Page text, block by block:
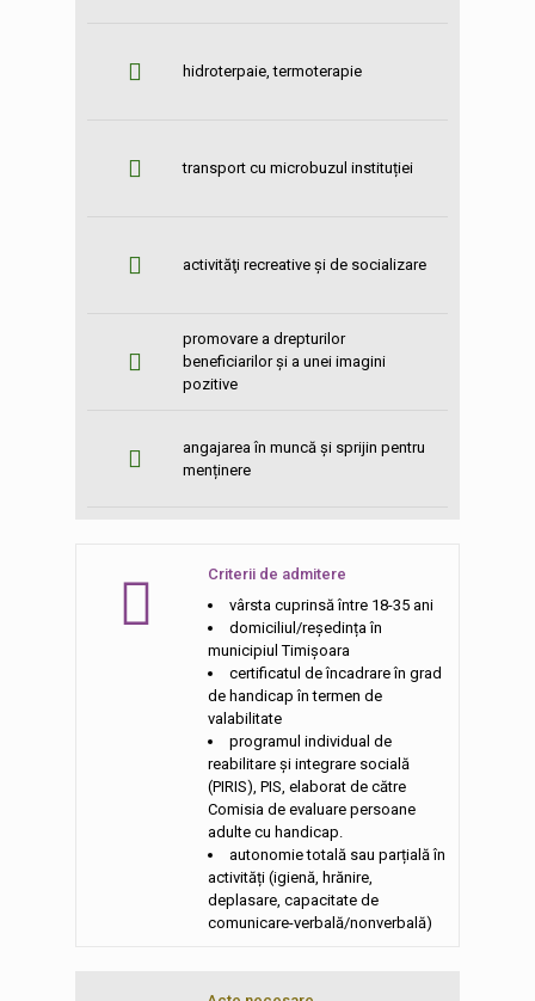
hidroterpaie, termoterapie
transport cu microbuzul instituției
activităţi recreative şi de socializare
promovare a drepturilor
beneficiarilor şi a unei imagini
pozitive
angajarea în muncă și sprijin pentru
menținere
Criterii de admitere
vârsta cuprinsă între 18-35 ani
domiciliul/reședința în
municipiul Timișoara
certificatul de încadrare în grad
de handicap în termen de
valabilitate
programul individual de
reabilitare şi integrare socială
(PIRIS), PIS, elaborat de către
Comisia de evaluare persoane
adulte cu handicap.
autonomie totală sau parțială în
activități (igienă, hrănire,
deplasare, capacitate de
comunicare-verbală/nonverbală)